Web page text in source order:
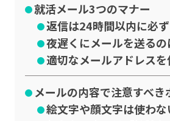
就活メール3つのマナー
返信は24時間以内に必
夜遅くにメールを送るの
適切なメールアドレスを
メールの内容で注意すべき
絵文字や顔文字は使わな